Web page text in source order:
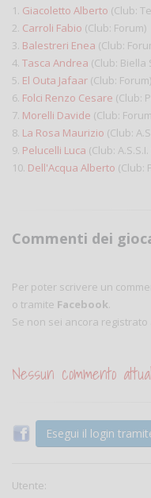
1. Giacoletto Alberto (Club:
2. Carroli Fabio (Club: Forum)
3. Balestreri Enea (Club:
4. Tasca Andrea (Club: Biella
5. El Outa Jafaar (Club: Forum)
6. Folci Renzo Cesare (Club:
7. Morelli Davide (Club:
8. La Rosa Maurizio (Club:
9. Pelucelli Luca (Club:
10. Dell'Acqua Alberto (Club:
Commenti dei
Per poter scrivere un
o tramite Facebook.
Se non sei ancora registrato
Nessun commento
Esegui il login
Utente: